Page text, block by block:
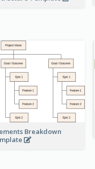
Breakdown